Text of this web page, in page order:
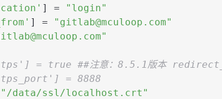
] =
"login"
] =
"gitlab@mculoop.com"
= true ##注意：8.5.1版本
= 8888
"/data/ssl/localhost.crt"